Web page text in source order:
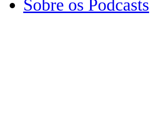
Sobre os Podcasts